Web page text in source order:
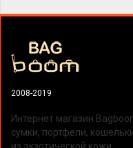
2008-2019
Интернет магазин
сумки, портфели,